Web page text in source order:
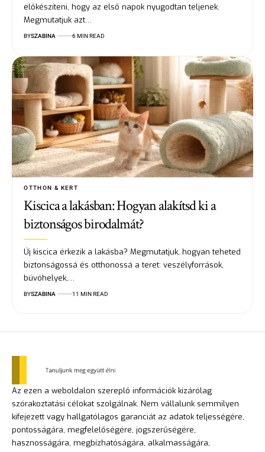
előkészíteni, hogy az első napok nyugodtan teljenek.
Megmutatjuk azt…
BYSZABINA 6 MIN READ
OTTHON & KERT
Kiscica a lakásban: Hogyan alakítsd ki a
biztonságos birodalmát?
Új kiscica érkezik a lakásba? Megmutatjuk, hogyan teheted
biztonságossá és otthonossá a teret: veszélyforrások,
búvóhelyek,…
BYSZABINA 11 MIN READ
Az ezen a weboldalon szereplő információk kizárólag
szórakoztatási célokat szolgálnak. Nem vállalunk semmilyen
kifejezett vagy hallgatólagos garanciát az adatok teljességére,
pontosságára, megfelelőségére, jogszerűségére,
hasznosságára, megbízhatóságára, alkalmasságára,